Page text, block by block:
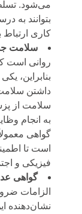
می‌شود. تسلط
بتوانند به
کاری ارتباط
سلامت
روانی است که
بنابراین،
داشتن سلامت
سلامت از
به انجام
گواهی
است تا
فیزیکی و
گواهی
الزامات
نشان‌دهنده